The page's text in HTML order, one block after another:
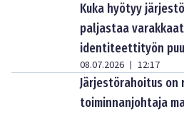
Kuka hyötyy
paljastaa
identiteettityön
08.07.2026 | 12:17
Järjestörahoitus on
toiminnanjohtaja